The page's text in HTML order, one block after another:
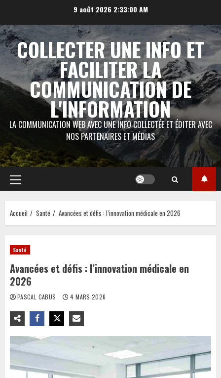
contenu
9 août 2026 2:33:01 AM
COLLECTER UNE INFO ET
FACILITER LA
COMMUNICATION DE
L'INFORMATION
LA COMMUNICATION WEB AVEC UNE INFO COLLECTÉE ET ÉDITER AVEC
NOS PARTENAIRES ET MÉDIAS
Menu
principal
Accueil Santé Avancées et défis : l’innovation médicale en 2026
Santé
Avancées et défis : l’innovation médicale en
2026
PASCAL CABUS 4 MARS 2026